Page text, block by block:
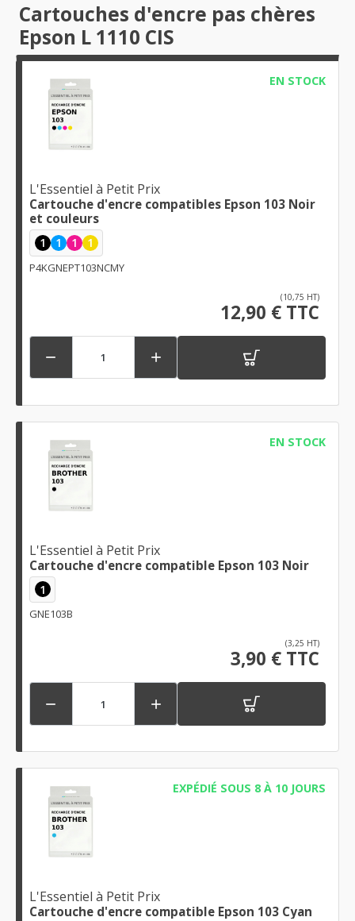
Cartouches d'encre pas chères
Epson L 1110 CIS
EN STOCK
L'Essentiel à Petit Prix
Cartouche d'encre compatibles Epson 103 Noir
et couleurs
1 1 1 1
P4KGNEPT103NCMY
(10,75 HT)
12,90 € TTC
 
EN STOCK
L'Essentiel à Petit Prix
Cartouche d'encre compatible Epson 103 Noir
1
GNE103B
(3,25 HT)
3,90 € TTC
 
EXPÉDIÉ SOUS 8 À 10 JOURS
L'Essentiel à Petit Prix
Cartouche d'encre compatible Epson 103 Cyan